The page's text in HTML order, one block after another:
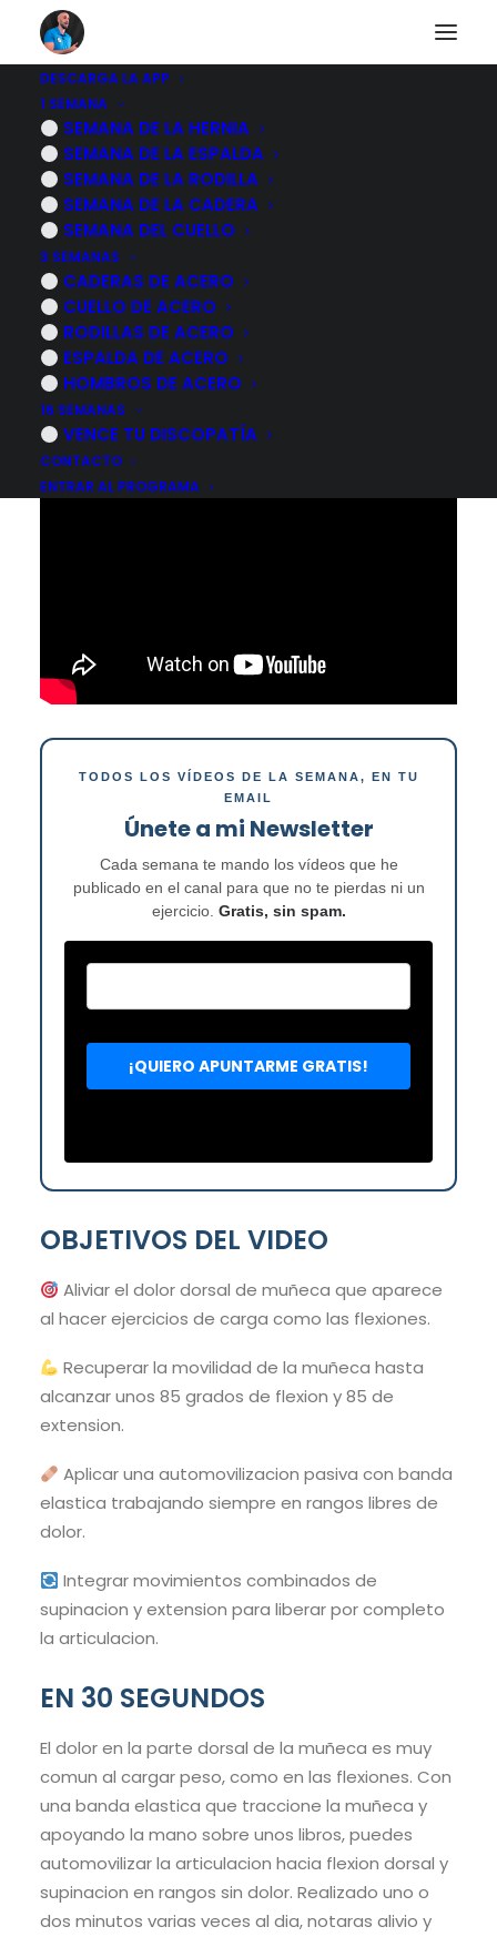
DESCARGA LA APP
1 SEMANA
SEMANA DE LA HERNIA
SEMANA DE LA ESPALDA
SEMANA DE LA RODILLA
SEMANA DE LA CADERA
SEMANA DEL CUELLO
3 SEMANAS
CADERAS DE ACERO
CUELLO DE ACERO
RODILLAS DE ACERO
ESPALDA DE ACERO
HOMBROS DE ACERO
16 SEMANAS
VENCE TU DISCOPATÍA
CONTACTO
ENTRAR AL PROGRAMA
¿Dolor o limitación
en la muñeca?
Prueba este ejercicio
4 NOVIEMBRE, 2022 | POR
TODOS LOS VÍDEOS DE LA SEMANA, EN TU
EMAIL
Únete a mi Newsletter
Cada semana te mando los vídeos que he
publicado en el canal para que no te pierdas ni un
ejercicio. Gratis, sin spam.
OBJETIVOS DEL VIDEO
Aliviar el dolor dorsal de muñeca que aparece
al hacer ejercicios de carga como las flexiones.
Recuperar la movilidad de la muñeca hasta
alcanzar unos 85 grados de flexion y 85 de
extension.
Aplicar una automovilizacion pasiva con banda
elastica trabajando siempre en rangos libres de
dolor.
Integrar movimientos combinados de
supinacion y extension para liberar por completo
la articulacion.
EN 30 SEGUNDOS
El dolor en la parte dorsal de la muñeca es muy
comun al cargar peso, como en las flexiones. Con
una banda elastica que traccione la muñeca y
apoyando la mano sobre unos libros, puedes
automovilizar la articulacion hacia flexion dorsal y
supinacion en rangos sin dolor. Realizado uno o
dos minutos varias veces al dia, notaras alivio y